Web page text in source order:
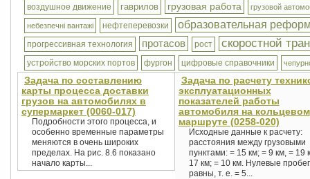
воздушное движение гаврилов грузовая работа грузовой
небезпечні вантажі нефтеперевозки образовательная
прогрессивная технология протасов рост скоростной
устройство морских портов фургон цифровые справочники
Задача по составлению
карты процесса доставки
грузов на автомобилях в
супермаркет (0060-017)
Подробности этого процесса, и
особенно временные параметры
меняются в очень широких
пределах. На рис. 8.6 показано
начало карты...
Задача по расчету
эксплуатационных
показателей работы
автомобиля на кольцевом
маршруте (0258-020)
Исходные данные к расчету:
расстояния между грузовыми
пунктами: = 15 км; = 9 км, = 19
17 км; = 10 км. Нулевые
равны, т. е. = 5...